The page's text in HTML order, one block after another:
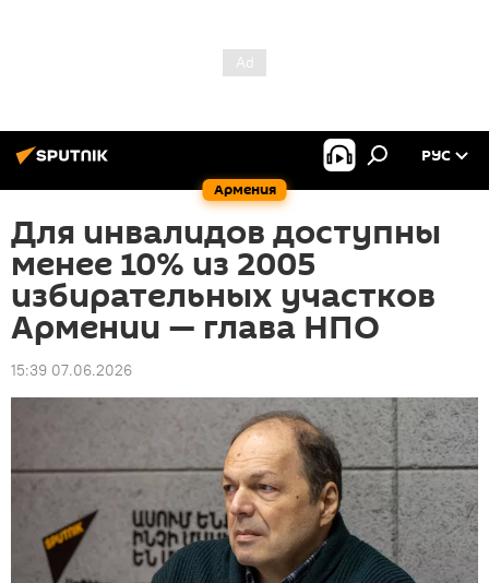
Армения
РУС
Для инвалидов доступны
менее 10% из 2005
избирательных участков
Армении — глава НПО
15:39 07.06.2026